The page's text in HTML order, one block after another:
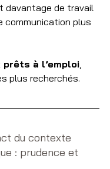
davantage de travail
communication plus
prêts à l’emploi
plus recherchés.
du contexte
: prudence et